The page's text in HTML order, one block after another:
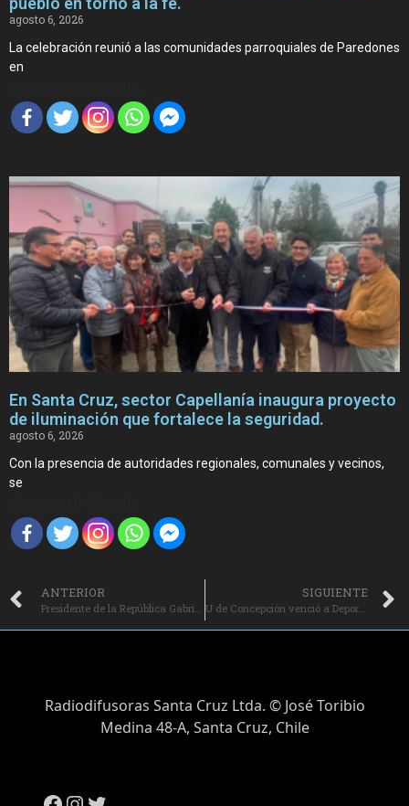
agosto 6, 2026
La celebración reunió a las comunidades parroquiales de Paredones
en
En Santa Cruz, sector Capellanía inaugura proyecto
de iluminación que fortalece la seguridad.
agosto 6, 2026
Con la presencia de autoridades regionales, comunales y vecinos,
se
ANTERIOR SIGUIENTE
U de Concepción venció a Deportes Santa Cruz en Ester Roa.
Radiodifusoras Santa Cruz Ltda. © José Toribio
Medina 48-A, Santa Cruz, Chile